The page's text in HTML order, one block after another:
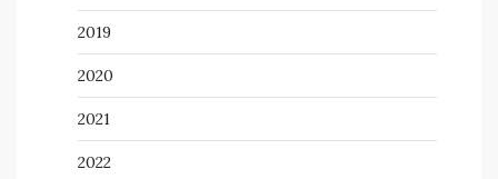
2019
2020
2021
2022